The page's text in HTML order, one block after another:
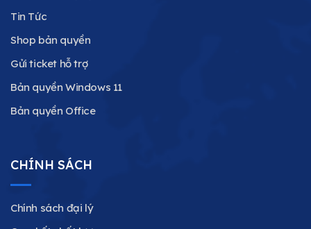
Tin Tức
Shop bản quyền
Gửi ticket hỗ trợ
Bản quyền Windows 11
Bản quyền Office
CHÍNH SÁCH
Chính sách đại lý